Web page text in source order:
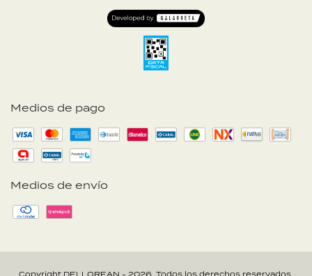
Medios de pago
Medios de envío
Copyright DELLOREAN - 2026. Todos los derechos reservados.